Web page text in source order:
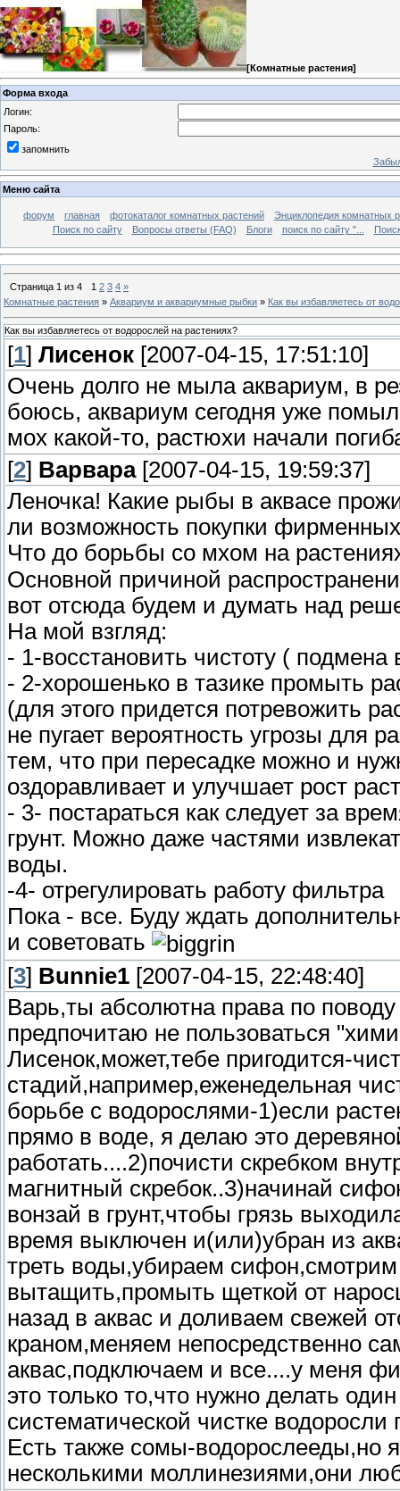
[Комнатные растения]
Форма входа
Логин:
Пароль:
запомнить
Меню сайта
форум главная фотокаталог комнатных растений
Энциклопедия комнатных
Поиск по сайту
Вопросы ответы (FAQ) Блоги поиск по сайту "...
Страница 1 из 4 1 2 3 4 »
Комнатные растения » Аквариум и аквариумные рыбки » Как вы избавляетесь от
Как вы избавляетесь от водорослей на растениях?
[1] Лисенок [2007-04-15, 17:51:10]
Очень долго не мыла аквариум, в
боюсь, аквариум сегодня уже
мох какой-то, растюхи начали
[2] Варвара[2007-04-15, 19:59:37]
Леночка! Какие рыбы в аквасе
ли возможность покупки
Что до борьбы со мхом на
Основной причиной
вот отсюда будем и думать над
На мой взгляд:
- 1-восстановить чистоту (
- 2-хорошенько в тазике промыть
(для этого придется потревожить
не пугает вероятность угрозы для
тем, что при пересадке можно и
оздоравливает и улучшает рост
- 3- постараться как следует за
грунт. Можно даже частями
воды.
-4- отрегулировать работу фильтра
Пока - все. Буду ждать
и советовать
[3] Bunnie1 [2007-04-15, 22:48:40]
Варь,ты абсолютна права по
предпочитаю не пользоваться
Лисенок,может,тебе пригодится-
стадий,например,еженедельная
борьбе с водорослями-1)если
прямо в воде, я делаю это
работать....2)почисти скребком
магнитный скребок..3)начинай
вонзай в грунт,чтобы грязь
время выключен и(или)убран из
треть воды,убираем
вытащить,промыть щеткой от
назад в аквас и доливаем свежей
краном,меняем непосредственно
аквас,подключаем и все....у меня
это только то,что нужно делать
систематической чистке
Есть также сомы-водорослееды,но
несколькими моллинезиями,они